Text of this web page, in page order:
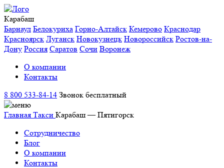
Карабаш
Барнаул Белокуриха Горно-Алтайск Кемерово Краснодар
Красноярск Луганск Новокузнецк Новороссийск Ростов-на-
Дону Россия Саратов Сочи Воронеж
О компании
Контакты
8 800 533-84-14 Звонок бесплатный
Главная Такси Карабаш — Пятигорск
Сотрудничество
Блог
О компании
Контакты